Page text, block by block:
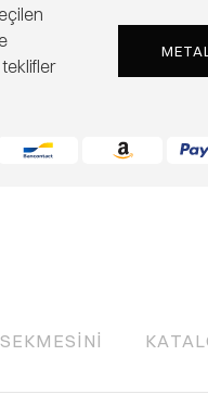
SEKMESINI